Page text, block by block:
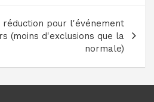
réduction pour l'événement
(moins d'exclusions que la
normale)